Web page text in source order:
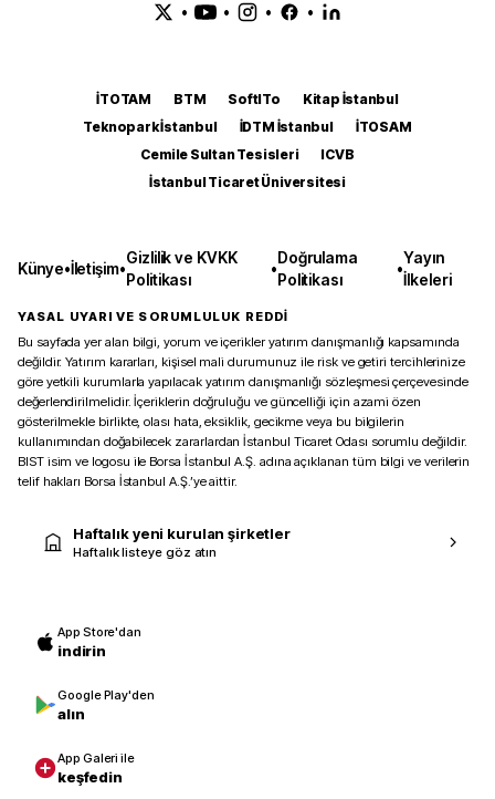
• • • •
İTOTAM BTM SoftITo
Kitap İstanbul
Teknopark İstanbul
İDTM İstanbul
İTOSAM
Cemile Sultan Tesisleri
ICVB
İstanbul Ticaret Üniversitesi
Künye•İletişim•
Gizlilik ve KVKK
Politikası
•
Doğrulama
Politikası
•
Yayın
İlkeleri
YASAL UYARI VE SORUMLULUK REDDİ
Bu sayfada yer alan bilgi, yorum ve içerikler yatırım danışmanlığı kapsamında
değildir. Yatırım kararları, kişisel mali durumunuz ile risk ve getiri tercihlerinize
göre yetkili kurumlarla yapılacak yatırım danışmanlığı sözleşmesi çerçevesinde
değerlendirilmelidir. İçeriklerin doğruluğu ve güncelliği için azami özen
gösterilmekle birlikte, olası hata, eksiklik, gecikme veya bu bilgilerin
kullanımından doğabilecek zararlardan İstanbul Ticaret Odası sorumlu değildir.
BIST isim ve logosu ile Borsa İstanbul A.Ş. adına açıklanan tüm bilgi ve verilerin
telif hakları Borsa İstanbul A.Ş.’ye aittir.
Haftalık yeni kurulan şirketler
Haftalık listeye göz atın
App Store'dan
indirin
Google Play'den
alın
App Galeri ile
keşfedin